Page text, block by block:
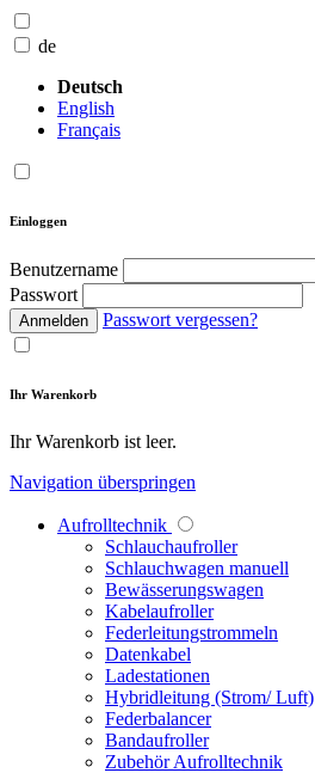
de
Deutsch
English
Français
Einloggen
Benutzername
Passwort
Anmelden Passwort vergessen?
Ihr Warenkorb
Ihr Warenkorb ist leer.
Navigation überspringen
Aufrolltechnik
Schlauchaufroller
Schlauchwagen manuell
Bewässerungswagen
Kabelaufroller
Federleitungstrommeln
Datenkabel
Ladestationen
Hybridleitung (Strom/ Luft)
Federbalancer
Bandaufroller
Zubehör Aufrolltechnik